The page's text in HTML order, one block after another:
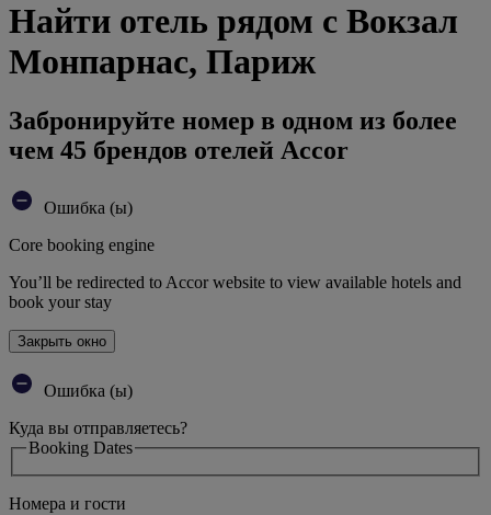
Найти отель рядом с Вокзал
Монпарнас, Париж
Забронируйте номер в одном из более
чем 45 брендов отелей Accor
Ошибка (ы)
Core booking engine
You’ll be redirected to Accor website to view available hotels and
book your stay
Закрыть окно
Ошибка (ы)
Куда вы отправляетесь?
Booking Dates
Номера и гости